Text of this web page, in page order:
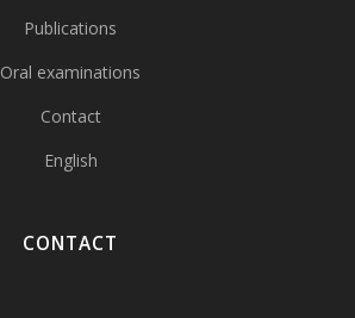
Publications
Oral examinations
Contact
English
CONTACT